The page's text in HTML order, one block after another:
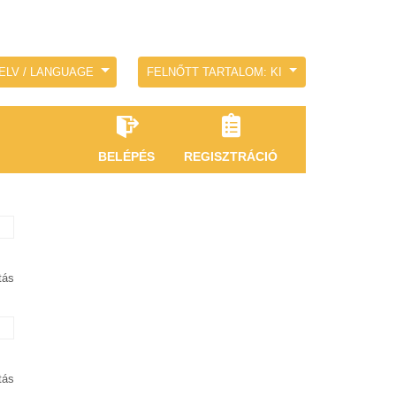
/ LANGUAGE FELNŐTT TARTALOM: KI
BELÉPÉS REGISZTRÁCIÓ